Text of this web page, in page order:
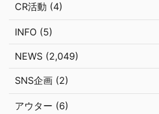
CR活動 (4)
INFO (5)
NEWS (2,049)
SNS企画 (2)
アウター (6)